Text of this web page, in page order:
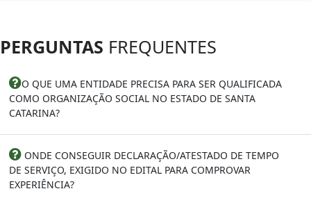
PERGUNTAS FREQUENTES
O QUE UMA ENTIDADE PRECISA PARA SER QUALIFICADA
COMO ORGANIZAÇÃO SOCIAL NO ESTADO DE SANTA
CATARINA?
ONDE CONSEGUIR DECLARAÇÃO/ATESTADO DE TEMPO
DE SERVIÇO, EXIGIDO NO EDITAL PARA COMPROVAR
EXPERIÊNCIA?